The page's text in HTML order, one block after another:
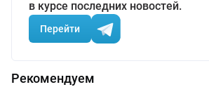
в курсе последних новостей.
Перейти
Рекомендуем